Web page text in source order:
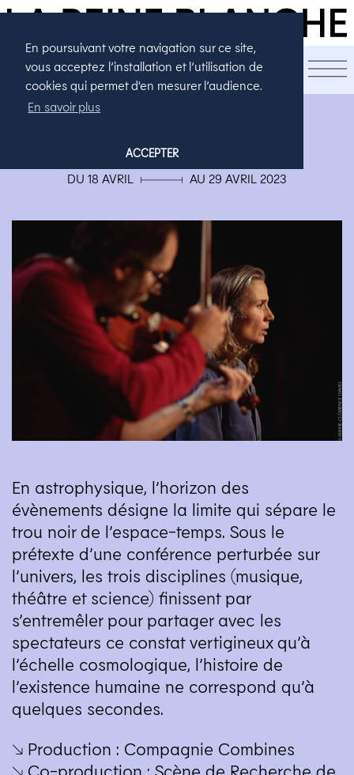
LA SAISON
En poursuivant votre navigation sur ce site,
vous acceptez l’installation et l’utilisation de
cookies qui permet d'en mesurer l’audience.
En savoir plus
ACCEPTER
L'HORIZON DES ÉVÉNEMENTS
DU 18 AVRIL ▄ AU 29 AVRIL 2023
En astrophysique, l’horizon des
évènements désigne la limite qui sépare le
trou noir de l’espace-temps. Sous le
prétexte d’une conférence perturbée sur
l’univers, les trois disciplines (musique,
théâtre et science) finissent par
s’entremêler pour partager avec les
spectateurs ce constat vertigineux qu’à
l’échelle cosmologique, l’histoire de
l’existence humaine ne correspond qu’à
quelques secondes.
↘ Production : Compagnie Combines
↘ Co-production : Scène de Recherche de